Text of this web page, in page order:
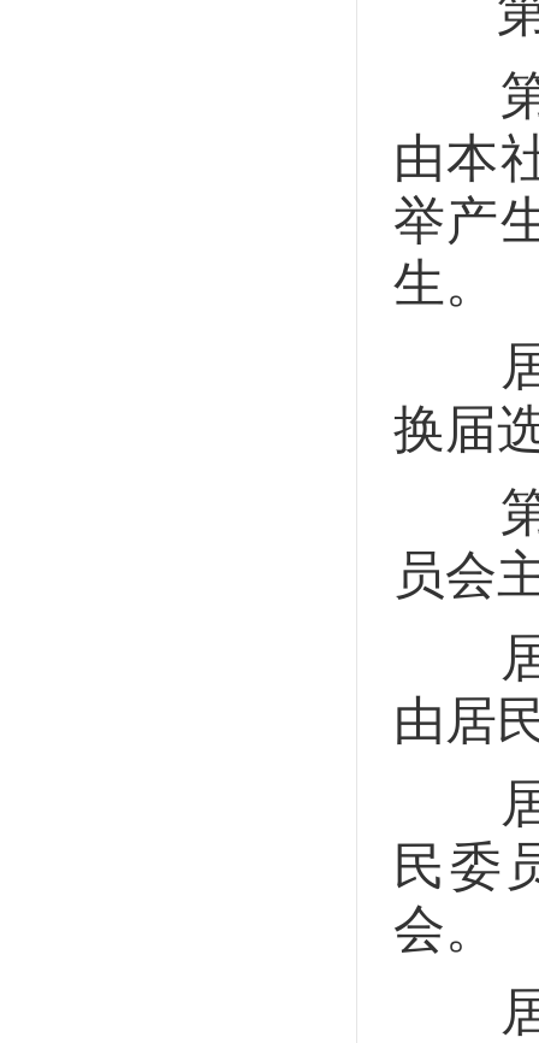
第
第
由本
举产
生。
居
换届
第
员会
居
由居
居
民委
会。
居